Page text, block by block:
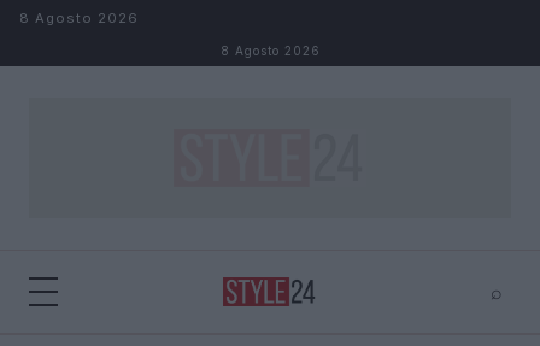
Salta al contenuto
8 Agosto 2026
8 Agosto 2026
⌕